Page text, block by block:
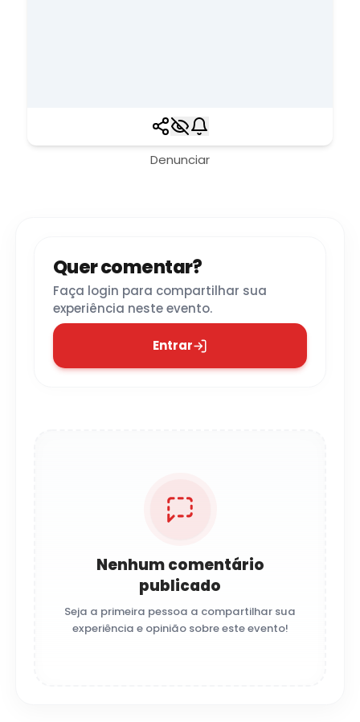
Denunciar
Quer comentar?
Faça login para compartilhar sua
experiência neste evento.
Entrar
Nenhum comentário
publicado
Seja a primeira pessoa a compartilhar sua
experiência e opinião sobre este evento!